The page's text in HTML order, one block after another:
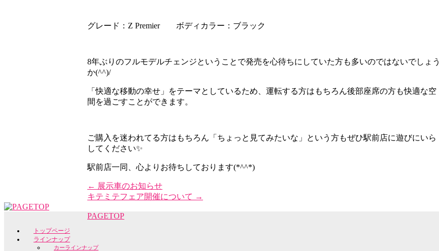
グレード：Z Premier ボディカラー：ブラック
8年ぶりのフルモデルチェンジということで発売を心待ちにしていた方も多いのではないでしょう
か(^^)/
「快適な移動の幸せ」をテーマとしているため、運転する方はもちろん後部座席の方も快適な空
間を過ごすことができます。
ご購入を迷われてる方はもちろん「ちょっと見てみたいな」という方もぜひ駅前店に遊びにいら
してください✨
駅前店一同、心よりお待ちしております(*^^*)
← 展示車のお知らせ
キテミテフェア開催について →
PAGETOP
トップページ
ラインナップ
カーラインナップ